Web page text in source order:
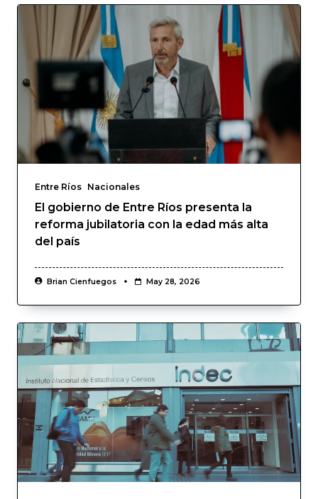
Entre Ríos Nacionales
El gobierno de Entre Ríos presenta la
reforma jubilatoria con la edad más alta
del país
Brian Cienfuegos May 28, 2026